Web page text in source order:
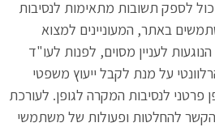
לספק תשובות מתאימות לנסיבות
באתר, המעוניינים למצוא
לעניין מסוים, לפנות לעו"ד
על מנת לקבל ייעוץ משפטי
פרטני לנסיבות המקרה לגופן. לעורכת
להחלטות ופעולות של משתמשי